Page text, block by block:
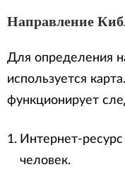
Направление
Для определения
используется
функционирует
Интернет-
человек.